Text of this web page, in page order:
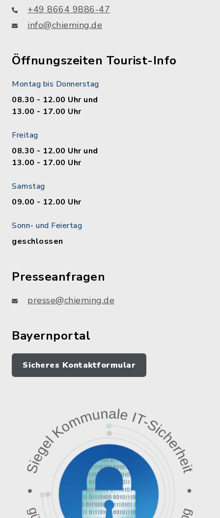
+49 8664 9886-47
info@chieming.de
Öffnungszeiten Tourist-Info
Montag bis Donnerstag
08.30 - 12.00 Uhr und
13.00 - 17.00 Uhr
Freitag
08.30 - 12.00 Uhr und
13.00 - 17.00 Uhr
Samstag
09.00 - 12.00 Uhr
Sonn- und Feiertag
geschlossen
Presseanfragen
presse@chieming.de
Bayernportal
Sicheres Kontaktformular